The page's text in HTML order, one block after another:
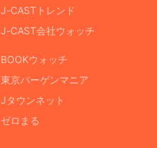
J-CASTトレンド
J-CAST会社ウォッチ
BOOKウォッチ
東京バーゲンマニア
Jタウンネット
ゼロまる